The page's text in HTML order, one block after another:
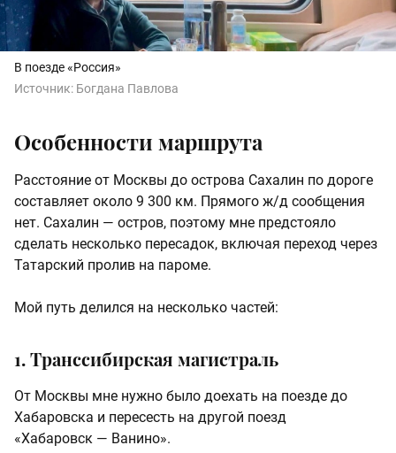
В поезде «Россия»
Источник: Богдана Павлова
Особенности маршрута
Расстояние от Москвы до острова Сахалин по дороге
составляет около 9 300 км. Прямого ж/д сообщения
нет. Сахалин — остров, поэтому мне предстояло
сделать несколько пересадок, включая переход через
Татарский пролив на пароме.
Мой путь делился на несколько частей:
1. Транссибирская магистраль
От Москвы мне нужно было доехать на поезде до
Хабаровска и пересесть на другой поезд
«Хабаровск — Ванино».